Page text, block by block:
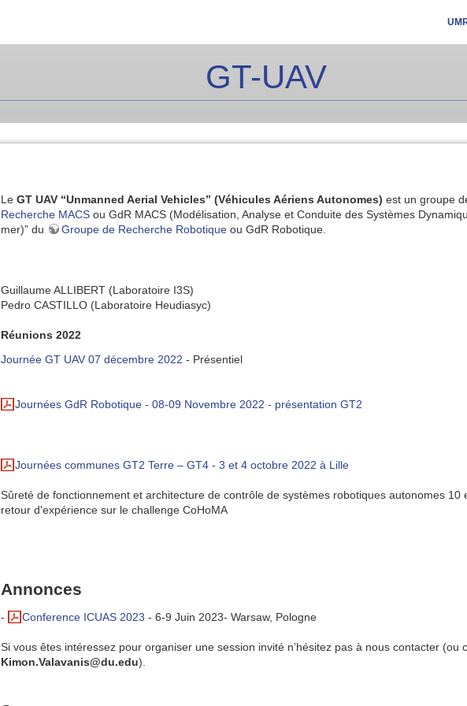
GT-UAV
Le GT UAV “Unmanned Aerial Vehicles” (Véhicules Aériens Autonomes) est un groupe
Recherche MACS ou GdR MACS (Modélisation, Analyse et Conduite des Systèmes
mer)” du
Groupe de Recherche Robotique ou GdR Robotique.
Guillaume ALLIBERT (Laboratoire I3S)
Pedro CASTILLO (Laboratoire Heudiasyc)
Réunions 2022
Journée GT UAV 07 décembre 2022 - Présentiel
Journées GdR Robotique - 08-09 Novembre 2022 - présentation GT2
Journées communes GT2 Terre – GT4 - 3 et 4 octobre 2022 à Lille
Sûreté de fonctionnement et architecture de contrôle de systèmes robotiques autonomes 10
retour d'expérience sur le challenge CoHoMA
Annonces
- Conference ICUAS 2023 - 6-9 Juin 2023- Warsaw, Pologne
Si vous êtes intéressez pour organiser une session invité n’hésitez pas à nous contacter (ou
Kimon.Valavanis@du.edu).